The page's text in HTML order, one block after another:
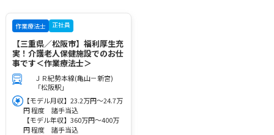
作業療法士 正社員
【三重県／松阪市】福利厚生充
実！介護老人保健施設でのお仕
事です＜作業療法士＞
ＪＲ紀勢本線(亀山－新宮)
「松阪駅」
【モデル月収】23.2万円～24.7万
円 程度 諸手当込
【モデル年収】360万円～400万
円 程度 諸手当込